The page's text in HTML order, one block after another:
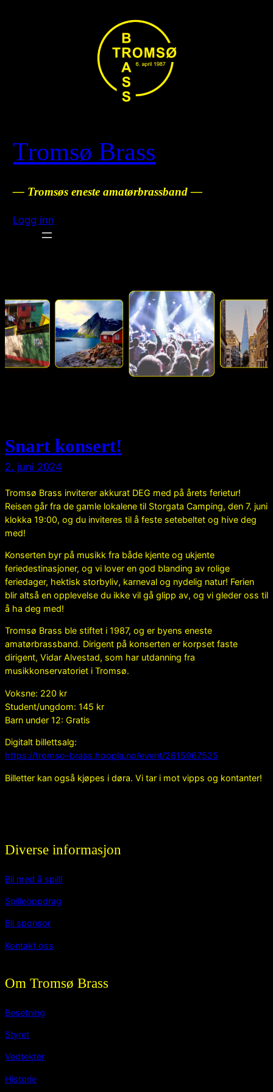
Tromsø Brass
— Tromsøs eneste amatørbrassband —
Logg inn
Snart konsert!
2. juni 2024
Tromsø Brass inviterer akkurat DEG med på årets ferietur!
Reisen går fra de gamle lokalene til Storgata Camping, den 7. juni
klokka 19:00, og du inviteres til å feste setebeltet og hive deg
med!
Konserten byr på musikk fra både kjente og ukjente
feriedestinasjoner, og vi lover en god blanding av rolige
feriedager, hektisk storbyliv, karneval og nydelig natur! Ferien
blir altså en opplevelse du ikke vil gå glipp av, og vi gleder oss til
å ha deg med!
Tromsø Brass ble stiftet i 1987, og er byens eneste
amatørbrassband. Dirigent på konserten er korpset faste
dirigent, Vidar Alvestad, som har utdanning fra
musikkonservatoriet i Tromsø.
Voksne: 220 kr
Student/ungdom: 145 kr
Barn under 12: Gratis
Digitalt billettsalg:
https://tromso-brass.hoopla.no/event/2615967525
Billetter kan også kjøpes i døra. Vi tar i mot vipps og kontanter!
Diverse informasjon
Bli med å spill!
Spilleoppdrag
Bli sponsor
Kontakt oss
Om Tromsø Brass
Besetning
Styret
Vedtekter
Historie